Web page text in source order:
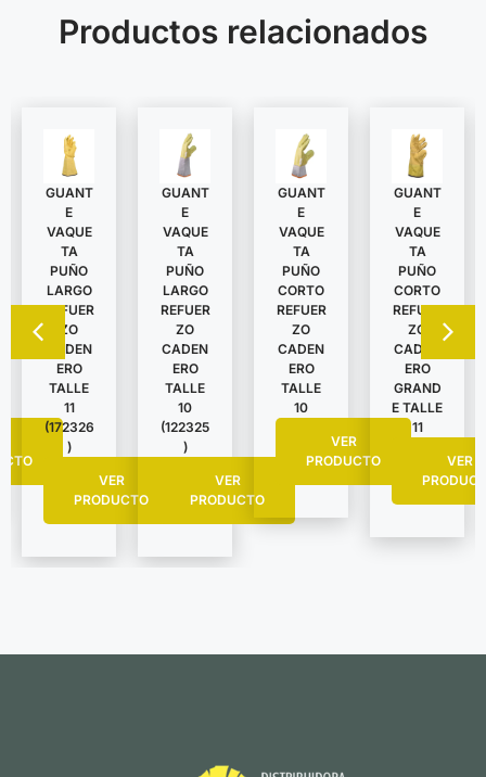
Productos relacionados
GUANT
E
VAQUE
TA
PUÑO
LARGO
REFUER
ZO
CADEN
ERO
TALLE
11
(172326
)
VER
PRODUCTO
GUANT
E
VAQUE
TA
PUÑO
LARGO
REFUER
ZO
CADEN
ERO
TALLE
10
(122325
)
VER
PRODUCTO
GUANT
E
VAQUE
TA
PUÑO
CORTO
REFUER
ZO
CADEN
ERO
TALLE
10
VER
PRODUCTO
GUANT
E
VAQUE
TA
PUÑO
CORTO
REFUER
ZO
CADEN
ERO
GRAND
E TALLE
11
VER